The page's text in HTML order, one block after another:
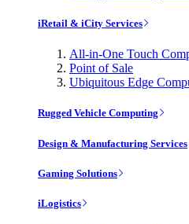
iRetail & iCity Services
All-in-One Touch
Point of Sale
Ubiquitous Edge
Rugged Vehicle Computing
Design & Manufacturing Services
Gaming Solutions
iLogistics